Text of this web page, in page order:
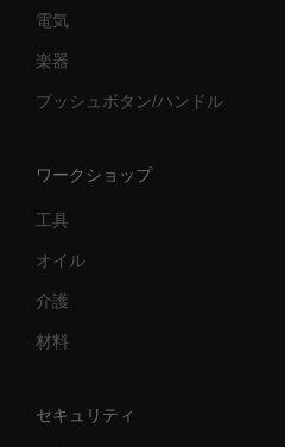
電気
楽器
プッシュボタン/ハンドル
ワークショップ
工具
オイル
介護
材料
セキュリティ